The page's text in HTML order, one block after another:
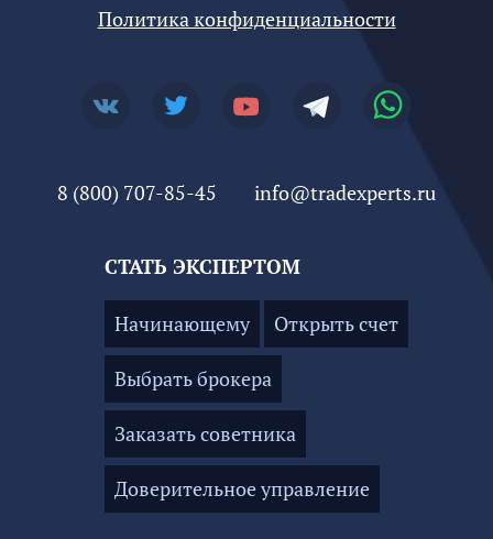
Политика конфиденциальности
8 (800) 707-85-45 info@tradexperts.ru
СТАТЬ ЭКСПЕРТОМ
Начинающему Открыть счет
Выбрать брокера
Заказать советника
Доверительное управление